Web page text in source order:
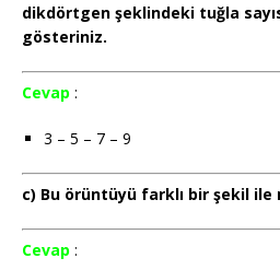
dikdörtgen şeklindeki tuğla
gösteriniz.
Cevap :
3 – 5 – 7 – 9
c) Bu örüntüyü farklı bir şekil ile
Cevap :